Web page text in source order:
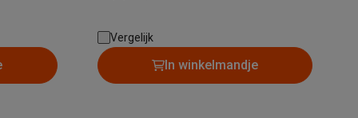
Slimme elektrische tandenborstels
tot 1,5 L) | Ontkalksysteem: Ja
Vergelijk
In winkelmandje